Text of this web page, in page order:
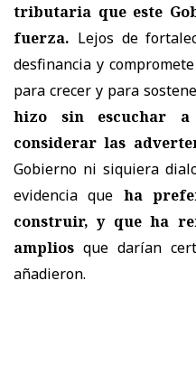
tributaria que este
fuerza. Lejos de
desfinancia y
para crecer y para
hizo sin escuchar
considerar las
Gobierno ni siquiera
evidencia que ha
construir, y que ha
amplios que darían
añadieron.